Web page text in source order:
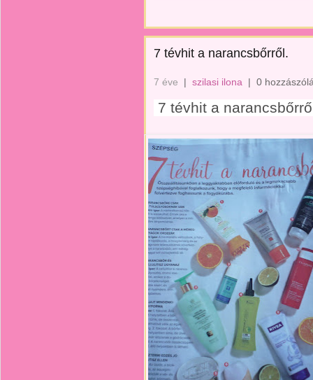
7 tévhit a narancsbőrről.
7 éve | szilasi ilona | 0
7 tévhit a